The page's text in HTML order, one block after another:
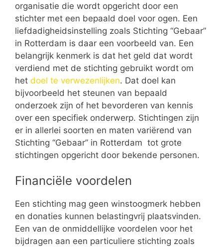
organisatie die wordt opgericht door een
stichter met een bepaald doel voor ogen. Een
liefdadigheidsinstelling zoals Stichting “Gebaar”
in Rotterdam is daar een voorbeeld van. Een
belangrijk kenmerk is dat het geld dat wordt
verdiend met de stichting gebruikt wordt om
het doel te verwezenlijken. Dat doel kan
bijvoorbeeld het steunen van bepaald
onderzoek zijn of het bevorderen van kennis
over een specifiek onderwerp. Stichtingen zijn
er in allerlei soorten en maten variërend van
Stichting “Gebaar” in Rotterdam tot grote
stichtingen opgericht door bekende personen.
Financiële voordelen
Een stichting mag geen winstoogmerk hebben
en donaties kunnen belastingvrij plaatsvinden.
Een van de onmiddellijke voordelen voor het
bijdragen aan een particuliere stichting zoals